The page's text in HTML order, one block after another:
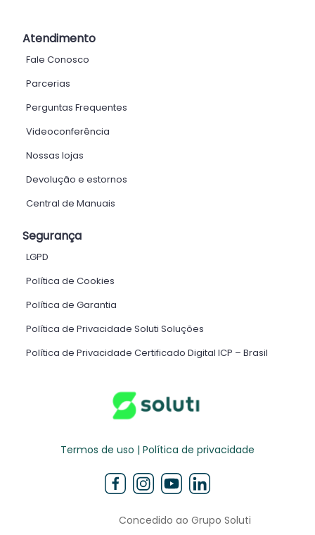
Atendimento
Fale Conosco
Parcerias
Perguntas Frequentes
Videoconferência
Nossas lojas
Devolução e estornos
Central de Manuais
Segurança
LGPD
Política de Cookies
Política de Garantia
Política de Privacidade Soluti Soluções
Política de Privacidade Certificado Digital ICP – Brasil ​
Termos de uso | Política de privacidade
Concedido ao Grupo Soluti